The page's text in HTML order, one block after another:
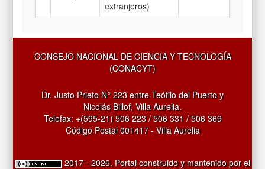
extranjeros)
CONSEJO NACIONAL DE CIENCIA Y TECNOLOGÍA
(CONACYT)
Dr. Justo Prieto N° 223 entre Teófilo del Puerto y
Nicolás Billof, Villa Aurelia.
Telefax: +(595-21) 506 223 / 506 331 / 506 369
Código Postal 001417 - Villa Aurelia
2017 - 2026. Portal construido y mantenido por el